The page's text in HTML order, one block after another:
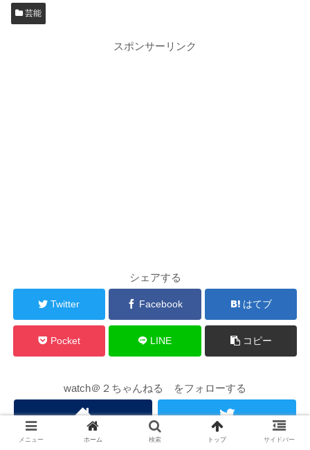
芸能
スポンサーリンク
シェアする
Twitter Facebook はてブ
Pocket LINE コピー
watch＠２ちゃんねる をフォローする
メニュー ホーム 検索 トップ サイドバー